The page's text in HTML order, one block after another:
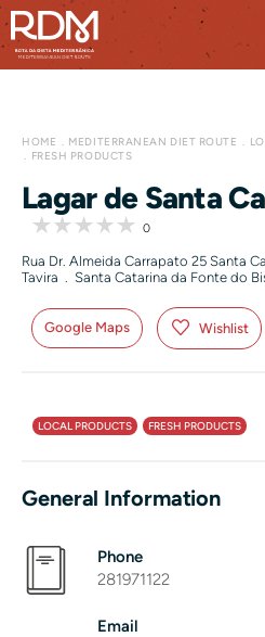
HOME MEDITERRANEAN DIET ROUTE
FRESH PRODUCTS
Lagar de Santa
0
Rua Dr. Almeida Carrapato 25 Santa
Tavira . Santa Catarina da Fonte do
Google Maps Wishlist
LOCAL PRODUCTS FRESH PRODUCTS
General Information
Phone
281971122
Email